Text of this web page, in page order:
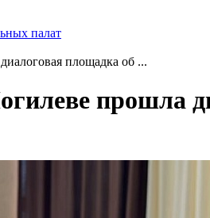
палат
площадка об ...
прошла